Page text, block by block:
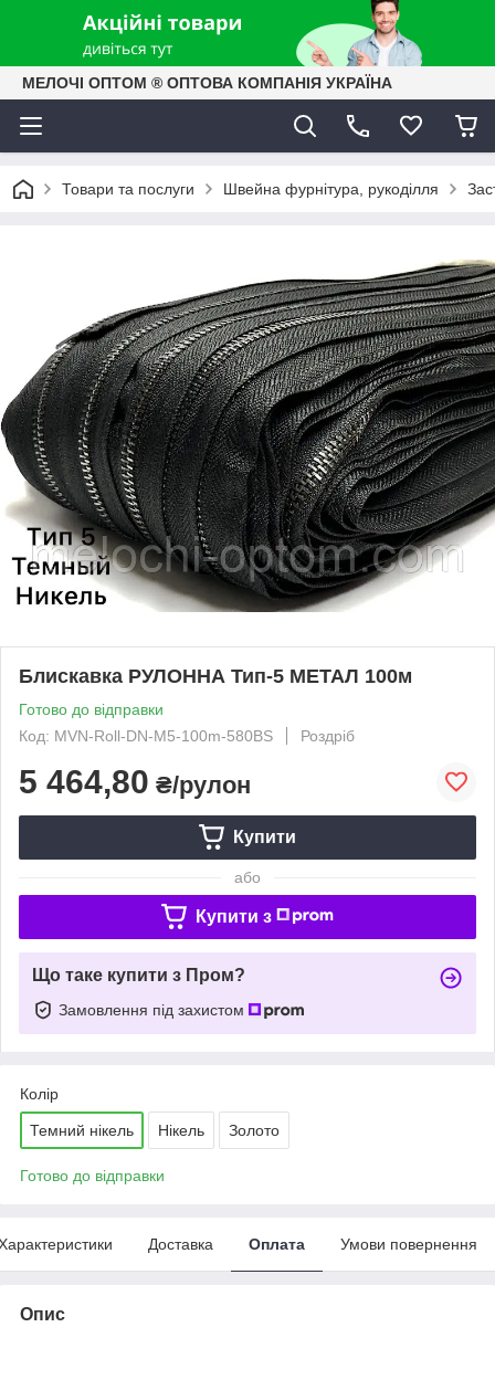
МЕЛОЧІ ОПТОМ ® ОПТОВА КОМПАНІЯ УКРАЇНА
Товари та послуги Швейна фурнітура, рукоділля
Блискавка РУЛОННА Тип-5 МЕТАЛ 100м
Готово до відправки
Код: MVN-Roll-DN-M5-100m-580BS
Роздріб
5 464,80 ₴/рулон
Купити
або
Купити з
Що таке купити з Пром?
Замовлення під захистом
Колір
Темний нікель Нікель Золото
Готово до відправки
Доставка Оплата Умови повернення
Опис